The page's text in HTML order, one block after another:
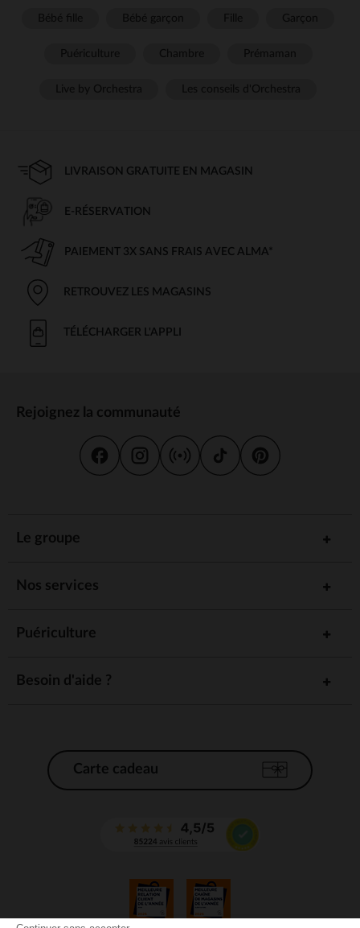
LIVRAISON GRATUITE EN MAGASIN
E-RÉSERVATION
PAIEMENT 3X SANS FRAIS AVEC ALMA*
RETROUVEZ LES MAGASINS
TÉLÉCHARGER L'APPLI
Rejoignez la communauté
Le groupe
Nos services
Puériculture
Besoin d'aide ?
Carte cadeau